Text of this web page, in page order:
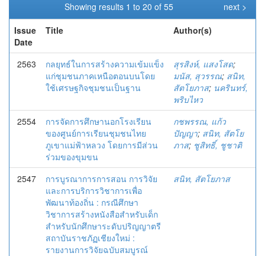
Showing results 1 to 20 of 55
next >
Issue
Date
Title Author(s)
2563
กลยุทธ์ในการสร้างความเข้มแข็ง
แก่ชุมชนภาคเหนือตอนบนโดย
ใช้เศรษฐกิจชุมชนเป็นฐาน
สุรสิงห์, แสงโสด;
มนัส, สุวรรณ; สนิท,
สัตโยภาส; นครินทร์,
พริบไหว
2554
การจัดการศึกษานอกโรงเรียน
ของศูนย์การเรียนชุมชนไทย
ภูเขาแม่ฟ้าหลวง โดยการมีส่วน
ร่วมของขุมขน
กชพรรณ, แก้ว
ปัญญา; สนิท, สัตโย
ภาส; ชูสิทธิ์, ชูชาติ
2547
การบูรณาการการสอน การวิจัย
และการบริการวิชาการเพื่อ
พัฒนาท้องถิ่น : กรณีศึกษา
วิชาการสร้างหนังสือสำหรับเด็ก
สำหรับนักศึกษาระดับปริญญาตรี
สถาบันราชภัฏเชียงใหม่ :
รายงานการวิจัยฉบับสมบูรณ์
สนิท, สัตโยภาส